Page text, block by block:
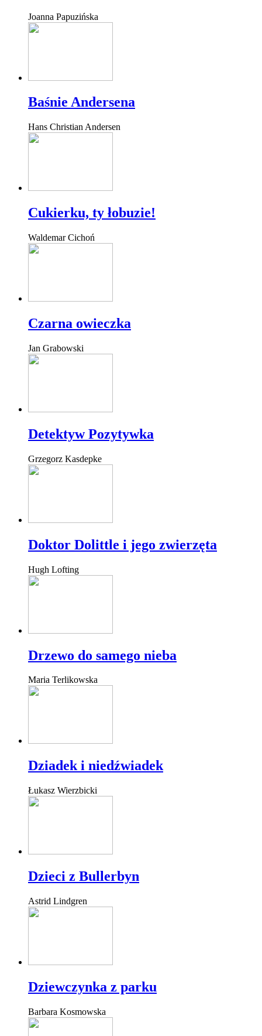
Joanna Papuzińska
Baśnie Andersena
Hans Christian Andersen
Cukierku, ty łobuzie!
Waldemar Cichoń
Czarna owieczka
Jan Grabowski
Detektyw Pozytywka
Grzegorz Kasdepke
Doktor Dolittle i jego zwierzęta
Hugh Lofting
Drzewo do samego nieba
Maria Terlikowska
Dziadek i niedźwiadek
Łukasz Wierzbicki
Dzieci z Bullerbyn
Astrid Lindgren
Dziewczynka z parku
Barbara Kosmowska